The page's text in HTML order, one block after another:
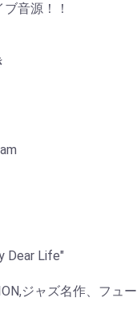
音源！！
Dear Life"
ジャズ名作、フュ